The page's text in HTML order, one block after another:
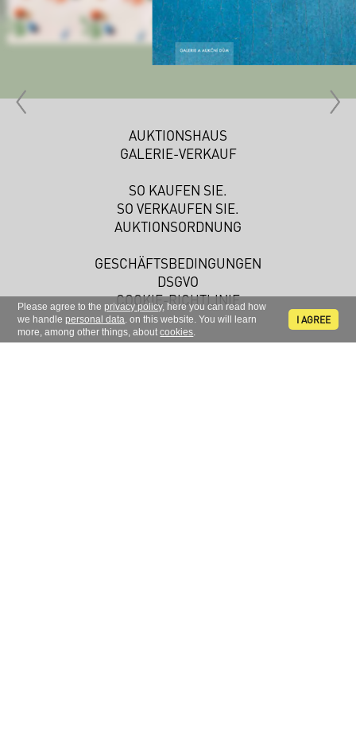
Please agree to theprivacy policy, here you can read how
we handlepersonal data. on this website. You will learn
more, among other things, aboutcookies.
I AGREE
AUKTIONSHAUS
GALERIE-VERKAUF
SO KAUFEN SIE.
SO VERKAUFEN SIE.
AUKTIONSORDNUNG
GESCHÄFTSBEDINGUNGEN
DSGVO
COOKIE-RICHTLINIE